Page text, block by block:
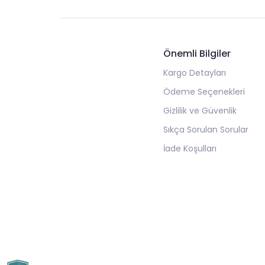
Önemli Bilgiler
Kargo Detayları
Ödeme Seçenekleri
Gizlilik ve Güvenlik
Sıkça Sorulan Sorular
İade Koşulları